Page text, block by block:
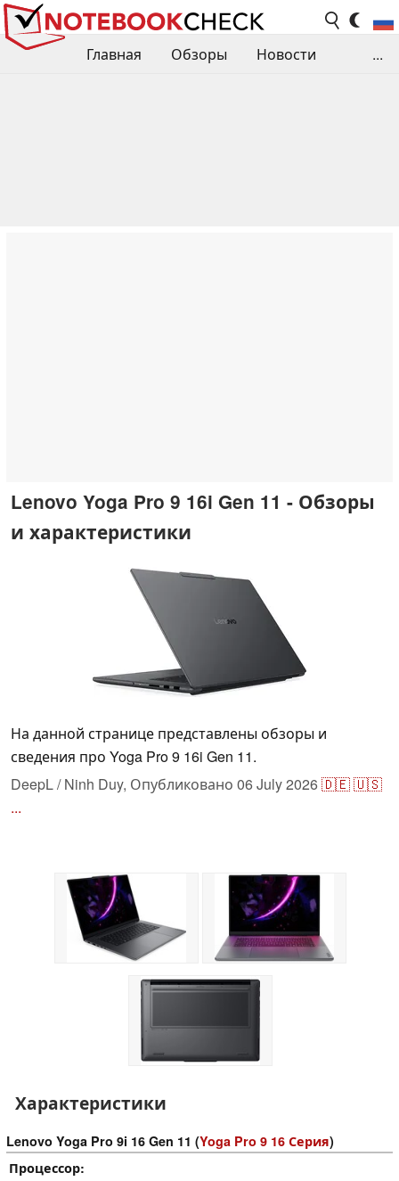
Главная Обзоры
Новости
...
Lenovo Yoga Pro 9 16i Gen 11 - Обзоры
и характеристики
На данной странице представлены обзоры и
сведения про Yoga Pro 9 16i Gen 11.
DeepL / Ninh Duy, Опубликовано 06 July 2026🇩🇪🇺🇸
...
Характеристики
Lenovo Yoga Pro 9i 16 Gen 11 (Yoga Pro 9 16 Серия)
Процессор